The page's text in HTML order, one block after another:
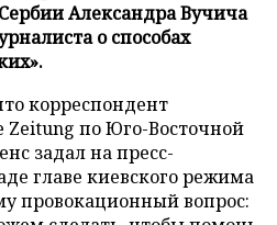
Александра Вучича
о способах
корреспондент
по Юго-Восточной
задал на пресс-
главе киевского режима
провокационный вопрос: